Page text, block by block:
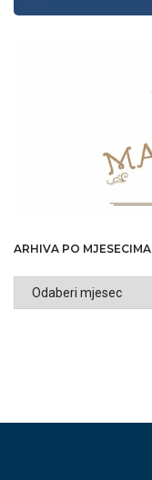
ARHIVA PO MJESECIMA
ARHIVA